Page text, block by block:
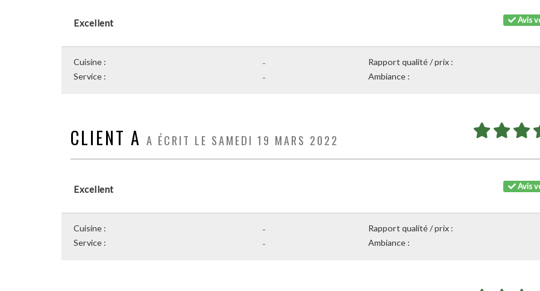
Avis
Excellent
-
Cuisine : Rapport qualité / prix :
-
Service : Ambiance :
CLIENT A A ÉCRIT LE SAMEDI 19 MARS 2022
Avis
Excellent
-
Cuisine : Rapport qualité / prix :
-
Service : Ambiance :